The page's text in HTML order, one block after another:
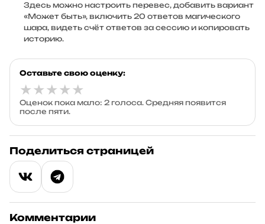
Здесь можно настроить перевес, добавить вариант
«Может быть», включить 20 ответов магического
шара, видеть счёт ответов за сессию и копировать
историю.
Оставьте свою оценку:
★★★★★
Оценок пока мало: 2 голоса. Средняя появится
после пяти.
Поделиться страницей
Комментарии